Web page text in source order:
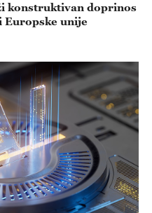
konstruktivan doprinos
Europske unije